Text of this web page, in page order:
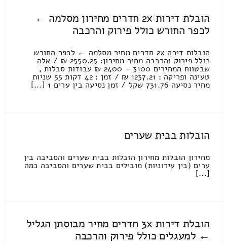
הובלת דירות 2x חדרים מחירון מסלמה ←
לכפר החורש כולל פירוק והרכבה
הובלות דירה 2x חדרים מחיר מסלמה ← לכפר החורש
כולל פירוק והרכבה מחיר מחירון: 2550.25 ₪ / אלה
שבטווח המחירים 3100 – 2400 ₪ עבודות סבלות ,
טעינה ופריקה : 1237.21 ₪ / זמן : 42 דקות 55 שניות
מחיר נסיעה 731.76 שקל / זמן נסיעה בין ערים 1 [...]
הובלות בבית שערים
מחירון הובלות מחירון הובלות בבית שערים והסביבה בין
ערים (בין עירוניות) מובילים בבית שערים והסביבה כמה
[...]
הובלת דירות 3x חדרים מחיר מבוסתן הגליל
← למעגלים כולל פירוק והרכבה